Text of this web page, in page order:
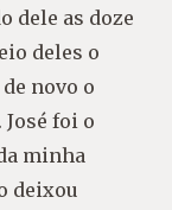
dele as doze
deles o
novo o
foi o
minha
deixou